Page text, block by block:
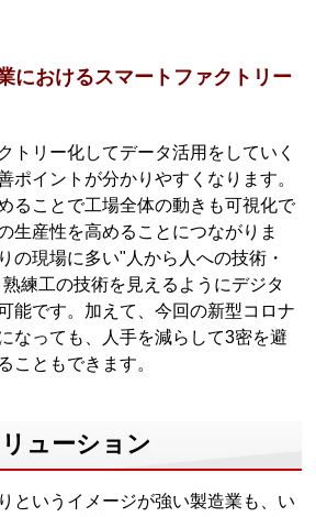
におけるスマートファクトリー
トリー化してデータ活用をしていく
ポイントが分かりやすくなります。
ることで工場全体の動きも可視化で
生産性を高めることにつながりま
の現場に多い"人から人への技術・
練工の技術を見えるようにデジタ
能です。加えて、今回の新型コロナ
なっても、人手を減らして3密を避
こともできます。
ューション
というイメージが強い製造業も、い